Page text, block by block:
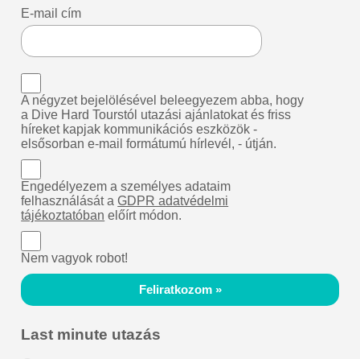
E-mail cím
A négyzet bejelölésével beleegyezem abba, hogy
a Dive Hard Tourstól utazási ajánlatokat és friss
híreket kapjak kommunikációs eszközök -
elsősorban e-mail formátumú hírlevél, - útján.
Engedélyezem a személyes adataim
felhasználását aGDPR adatvédelmi
tájékoztatóban előírt módon.
Nem vagyok robot!
Feliratkozom »
Last minute utazás